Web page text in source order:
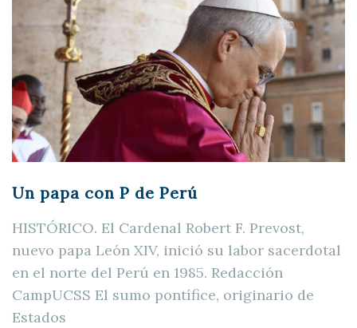
Un papa con P de Perú
HISTÓRICO. El Cardenal Robert F. Prevost,
nuevo papa León XIV, inició su labor sacerdotal
en el norte del Perú en 1985. Redacción
CampUCSS El sumo pontífice, originario de
Estados